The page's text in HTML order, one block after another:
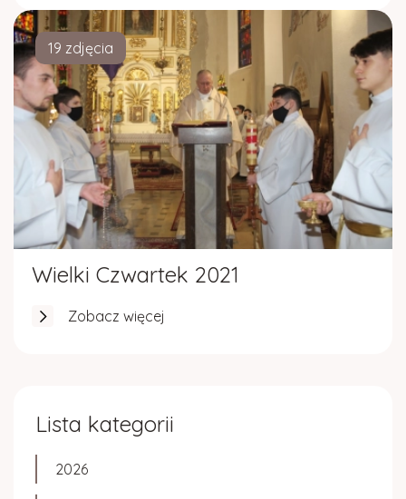
Lista kategorii
2026
19 zdjęcia
Wielki Czwartek 2021
Zobacz więcej